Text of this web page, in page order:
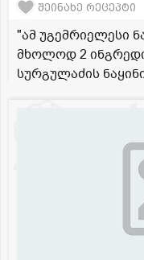
შეინახე რეცეპტი
"ამ უგემრიელესი
მხოლოდ 2
სურგულაძის